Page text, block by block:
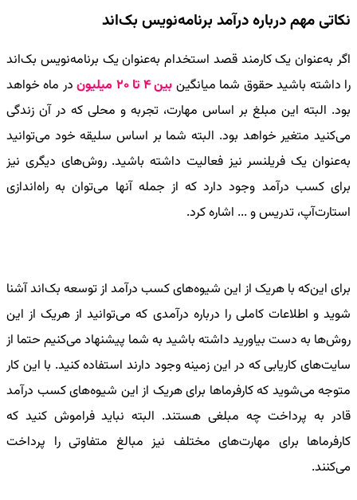
نکاتی مهم درباره درآمد برنامه‌نویس بک‌اند
اگر به‌عنوان یک کارمند قصد استخدام به‌عنوان یک برنامه‌نویس بک‌اند
را داشته باشید حقوق شما میانگین بین 4 تا 20 میلیون
در ماه خواهد
بود. البته این مبلغ بر اساس مهارت، تجربه و محلی که در آن زندگی
می‌کنید متغیر خواهد بود. البته شما بر اساس سلیقه خود می‌توانید
به‌عنوان یک فریلنسر نیز فعالیت داشته باشید. روش‌های دیگری نیز
برای کسب درآمد وجود دارد که از جمله آنها می‌توان به راه‌اندازی
استارت‌آپ، تدریس و ... اشاره کرد.
برای این‌که با هریک از این شیوه‌های کسب درآمد از توسعه بک‌اند آشنا
شوید و اطلاعات کاملی را درباره درآمدی که می‌توانید از هریک از این
روش‌ها به دست بیاورید داشته باشید به شما پیشنهاد می‌کنیم حتما از
سایت‌های کاریابی که در این زمینه وجود دارند استفاده کنید. با این کار
متوجه می‌شوید که کارفرماها برای هریک از این شیوه‌های کسب درآمد
قادر به پرداخت چه مبلغی هستند. البته نباید فراموش کنید که
کارفرماها برای مهارت‌های مختلف نیز مبالغ متفاوتی را پرداخت
می‌کنند.